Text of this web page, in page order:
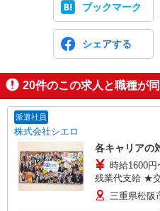
ブックマーク
シェアする
20件のこの求人と職種が
派遣社員
株式会社シエロ
各キャリアの
時給1600
残業代支給 ★交
+゜・。○。・
万円支給(規定有) お友達を紹介頂くと, インセ
三重県松阪